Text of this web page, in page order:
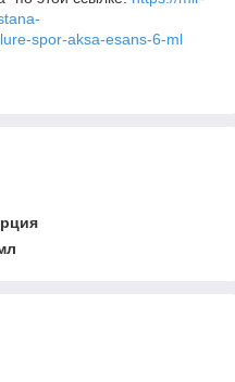
spor-aksa-esans-6-ml